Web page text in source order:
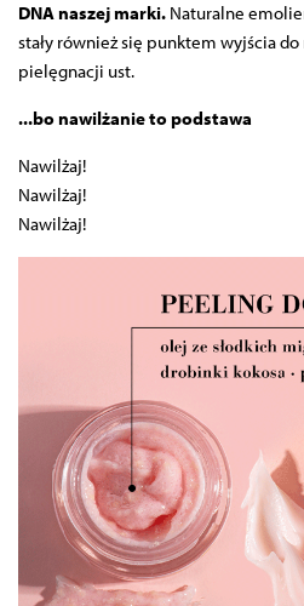
DNA naszej marki. Naturalne
stały również się punktem wyjścia
pielęgnacji ust.
...bo nawilżanie to podstawa
Nawilżaj!
Nawilżaj!
Nawilżaj!